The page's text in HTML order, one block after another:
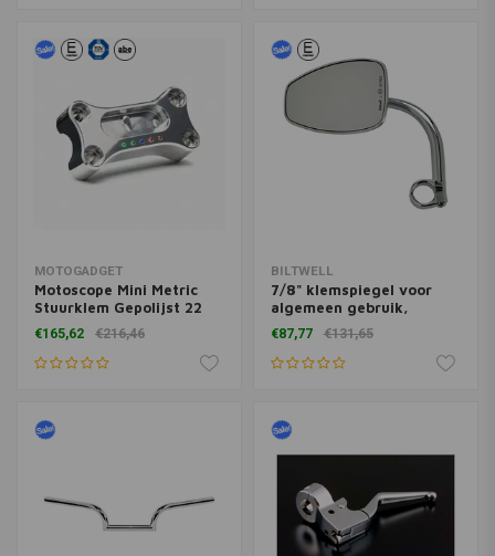
MOTOGADGET
Motoscope Mini Metric
Stuurklem Gepolijst 22
mm
€165,62 €216,46
BILTWELL
7/8" klemspiegel voor
algemeen gebruik,
druppelvormig, CE-
gecertificeerd - Chroom
€87,77 €131,65